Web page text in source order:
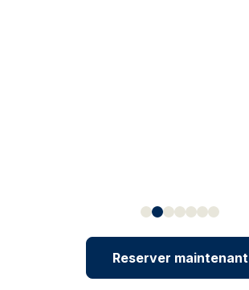
Reserver maintenant